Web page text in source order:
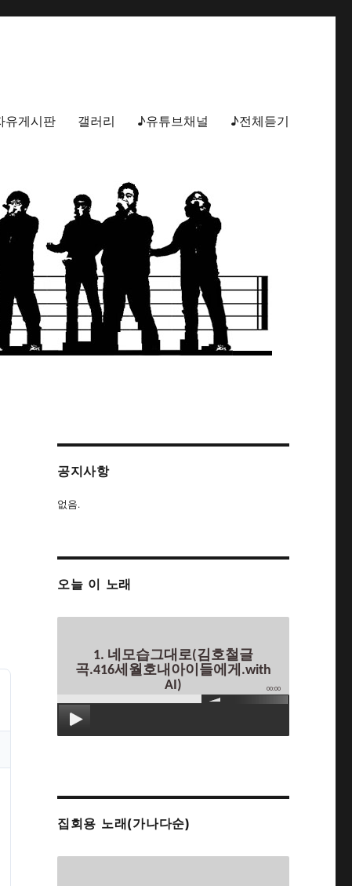
유게시판 갤러리 ♪유튜브채널 ♪전체듣기
공지사항
없음.
오늘 이 노래
1. 네모습그대로(김호철글
곡.416세월호내아이들에게.with
AI)
00:00
집회용 노래(가나다순)